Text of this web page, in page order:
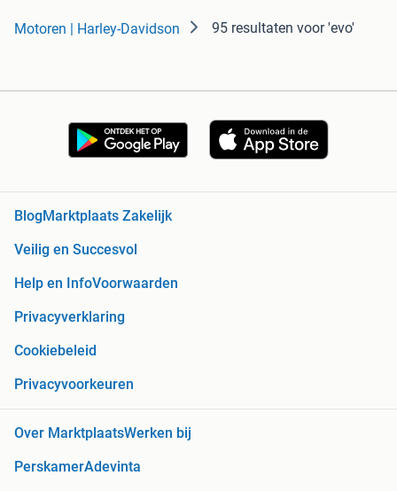
Motoren | Harley-Davidson 95 resultaten voor 'evo'
BlogMarktplaats Zakelijk
Veilig en Succesvol
Help en InfoVoorwaarden
Privacyverklaring
Cookiebeleid
Privacyvoorkeuren
Over MarktplaatsWerken bij
PerskamerAdevinta